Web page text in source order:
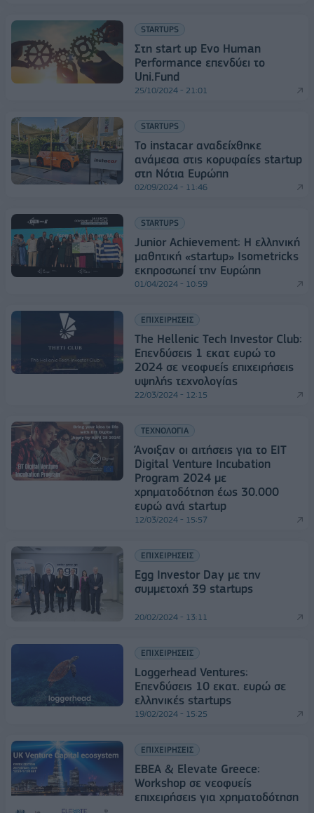
STARTUPS
Στη start up Evo Human
Performance επενδύει το
Uni.Fund
25/10/2024 - 21:01
STARTUPS
To instacar αναδείχθηκε
ανάμεσα στις κορυφαίες startup
στη Νότια Ευρώπη
02/09/2024 - 11:46
STARTUPS
Junior Achievement: Η ελληνική
μαθητική «startup» Isometricks
εκπροσωπεί την Ευρώπη
01/04/2024 - 10:59
ΕΠΙΧΕΙΡΗΣΕΙΣ
The Hellenic Tech Investor Club:
Επενδύσεις 1 εκατ ευρώ το
2024 σε νεοφυείς επιχειρήσεις
υψηλής τεχνολογίας
22/03/2024 - 12:15
ΤΕΧΝΟΛΟΓΙΑ
Άνοιξαν οι αιτήσεις για το EIT
Digital Venture Incubation
Program 2024 με
χρηματοδότηση έως 30.000
ευρώ ανά startup
12/03/2024 - 15:57
ΕΠΙΧΕΙΡΗΣΕΙΣ
Egg Investor Day με την
συμμετοχή 39 startups
20/02/2024 - 13:11
ΕΠΙΧΕΙΡΗΣΕΙΣ
Loggerhead Ventures:
Επενδύσεις 10 εκατ. ευρώ σε
ελληνικές startups
19/02/2024 - 15:25
ΕΠΙΧΕΙΡΗΣΕΙΣ
ΕΒΕΑ & Elevate Greece:
Workshop σε νεοφυείς
επιχειρήσεις για χρηματοδότηση